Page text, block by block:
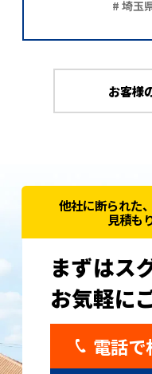
# 埼玉
お客様
他社に断られた
見積も
まずはス
お気軽に
お気軽に
電話で